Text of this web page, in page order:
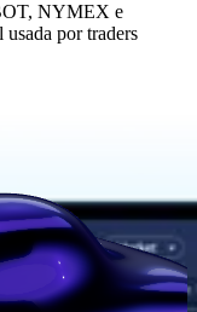
NYMEX e
por traders